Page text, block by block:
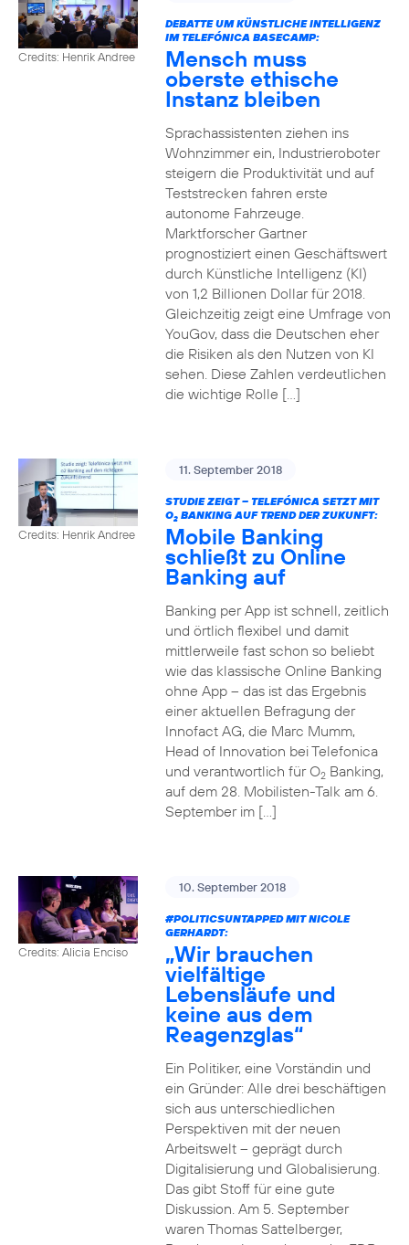
Credits: Henrik Andree
DEBATTE UM KÜNSTLICHE INTELLIGENZ
IM TELEFÓNICA BASECAMP:
Mensch muss
oberste ethische
Instanz bleiben
Sprachassistenten ziehen ins
Wohnzimmer ein, Industrieroboter
steigern die Produktivität und auf
Teststrecken fahren erste
autonome Fahrzeuge.
Marktforscher Gartner
prognostiziert einen Geschäftswert
durch Künstliche Intelligenz (KI)
von 1,2 Billionen Dollar für 2018.
Gleichzeitig zeigt eine Umfrage von
YouGov, dass die Deutschen eher
die Risiken als den Nutzen von KI
sehen. Diese Zahlen verdeutlichen
die wichtige Rolle […]
Credits: Henrik Andree
11. September 2018
STUDIE ZEIGT – TELEFÓNICA SETZT MIT
O2BANKING AUF TREND DER ZUKUNFT:
Mobile Banking
schließt zu Online
Banking auf
Banking per App ist schnell, zeitlich
und örtlich flexibel und damit
mittlerweile fast schon so beliebt
wie das klassische Online Banking
ohne App – das ist das Ergebnis
einer aktuellen Befragung der
Innofact AG, die Marc Mumm,
Head of Innovation bei Telefonica
und verantwortlich für O2Banking,
auf dem 28. Mobilisten-Talk am 6.
September im […]
Credits: Alicia Enciso
10. September 2018
#POLITICSUNTAPPEDMIT NICOLE
GERHARDT:
„Wir brauchen
vielfältige
Lebensläufe und
keine aus dem
Reagenzglas“
Ein Politiker, eine Vorständin und
ein Gründer: Alle drei beschäftigen
sich aus unterschiedlichen
Perspektiven mit der neuen
Arbeitswelt – geprägt durch
Digitalisierung und Globalisierung.
Das gibt Stoff für eine gute
Diskussion. Am 5. September
waren Thomas Sattelberger,